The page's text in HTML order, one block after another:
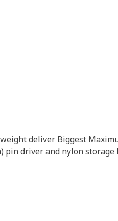
deliver Biggest
pin driver and nylon